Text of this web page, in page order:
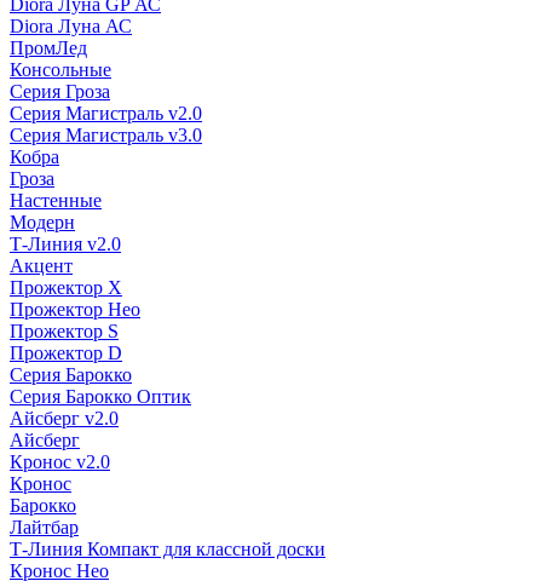
Diora Луна GP АС
Diora Луна АС
ПромЛед
Консольные
Серия Гроза
Серия Магистраль v2.0
Серия Магистраль v3.0
Кобра
Гроза
Настенные
Модерн
Т-Линия v2.0
Акцент
Прожектор X
Прожектор Нео
Прожектор S
Прожектор D
Серия Барокко
Серия Барокко Оптик
Айсберг v2.0
Айсберг
Кронос v2.0
Кронос
Барокко
Лайтбар
Т-Линия Компакт для классной доски
Кронос Нео